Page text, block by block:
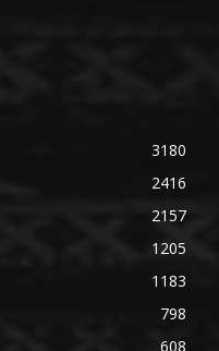
3180
2416
2157
1205
1183
798
608